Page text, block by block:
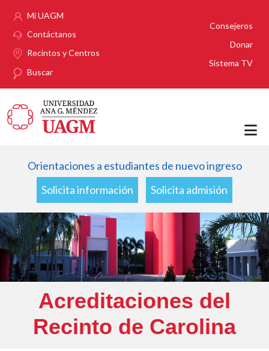
Mi UAGM
Contáctanos
Recintos y Centros
Buscar
Consejeros
Donar
Sistema TV
Orientaciones a estudiantes de nuevo ingreso
Solicita información
Solicita admisión
Acreditaciones del
Recinto de Carolina